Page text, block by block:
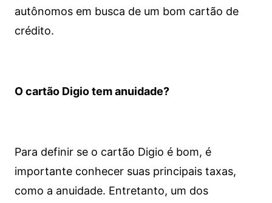
autônomos em busca de um bom cartão de
crédito.
O cartão Digio tem anuidade?
Para definir se o cartão Digio é bom, é
importante conhecer suas principais taxas,
como a anuidade. Entretanto, um dos